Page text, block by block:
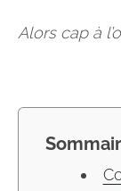
Alors cap à